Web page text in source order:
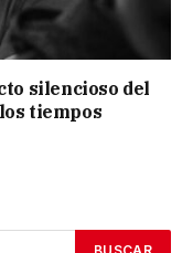
silencioso del
tiempos